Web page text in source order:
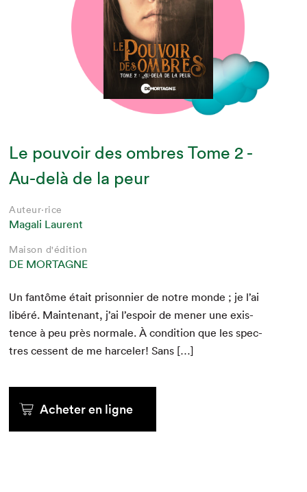
Le pouvoir des ombres Tome 2 -
Au-delà de la peur
Auteur·rice
Magali Laurent
Maison d'édition
DE MORTAGNE
Un fan­tôme était pris­on­nier de notre monde ; je l’ai
libéré. Main­tenant, j’ai l’espoir de men­er une exis­
tence à peu près nor­male. À con­di­tion que les spec­
tres cessent de me harcel­er! Sans […]
Acheter en ligne